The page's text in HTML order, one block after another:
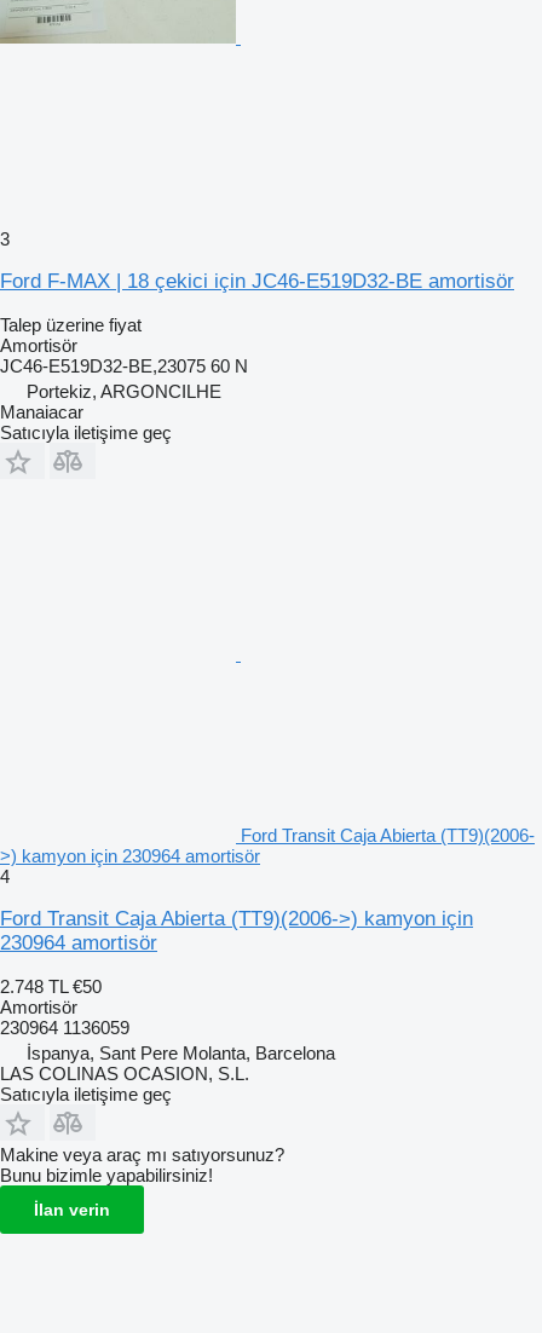
3
Ford F-MAX | 18 çekici için JC46-E519D32-BE amortisör
Talep üzerine fiyat
Amortisör
JC46-E519D32-BE,23075 60 N
Portekiz, ARGONCILHE
Manaiacar
Satıcıyla iletişime geç
Ford Transit Caja Abierta (TT9)(2006-
>) kamyon için 230964 amortisör
4
Ford Transit Caja Abierta (TT9)(2006->) kamyon için
230964 amortisör
2.748 TL €50
Amortisör
230964 1136059
İspanya, Sant Pere Molanta, Barcelona
LAS COLINAS OCASION, S.L.
Satıcıyla iletişime geç
Makine veya araç mı satıyorsunuz?
Bunu bizimle yapabilirsiniz!
İlan verin